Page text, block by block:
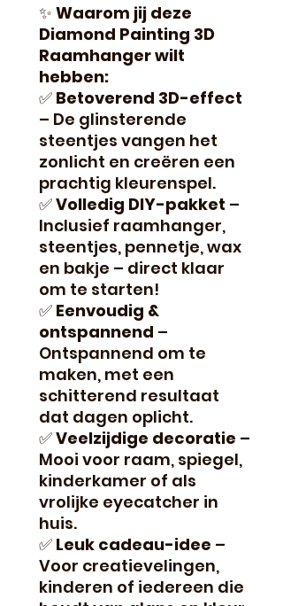
✨ Waarom jij deze
Diamond Painting 3D
Raamhanger wilt
hebben:
✅ Betoverend 3D-effect
– De glinsterende
steentjes vangen het
zonlicht en creëren een
prachtig kleurenspel.
✅Volledig DIY-pakket –
Inclusief raamhanger,
steentjes, pennetje, wax
en bakje – direct klaar
om te starten!
✅ Eenvoudig &
ontspannend –
Ontspannend om te
maken, met een
schitterend resultaat
dat dagen oplicht.
✅Veelzijdige decoratie –
Mooi voor raam, spiegel,
kinderkamer of als
vrolijke eyecatcher in
huis.
✅ Leuk cadeau-idee –
Voor creatievelingen,
kinderen of iedereen die